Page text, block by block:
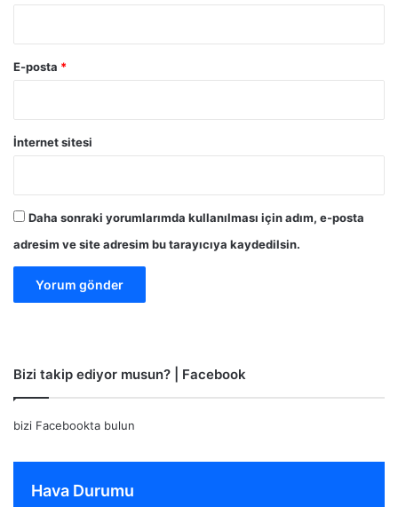
E-posta *
İnternet sitesi
Daha sonraki yorumlarımda kullanılması için adım, e-posta
adresim ve site adresim bu tarayıcıya kaydedilsin.
Bizi takip ediyor musun? | Facebook
bizi Facebookta bulun
Hava Durumu